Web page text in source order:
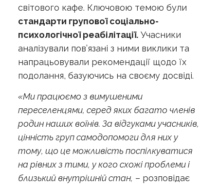
світового кафе. Ключовою темою були
стандарти групової соціально-
психологічної реабілітації.Учасники
аналізували пов’язані з ними виклики та
напрацьовували рекомендації щодо їх
подолання, базуючись на своєму досвіді.
«Ми працюємо з вимушеними
переселенцями, серед яких багато членів
родин наших воїнів. За відгуками учасників,
цінність груп самодопомоги для них у
тому, що це можливість поспілкуватися
на рівних з тими, у кого схожі проблеми і
близький внутрішній стан, – розповідає